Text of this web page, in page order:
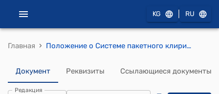
KG RU
Главная › Положение о Системе пакетного клиринга мелких розничных и регулярных платежей в Кыргызской Республике ( Утверждено Постановлением Правления НБКР от 15 декабря 2005 года № 37/8)
Документ Реквизиты Ссылающиеся документы
Редакция